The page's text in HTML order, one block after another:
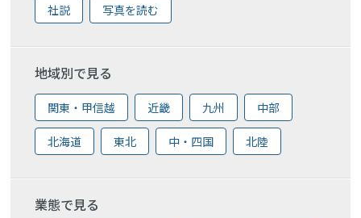
社説 写真を読む
地域別で見る
関東・甲信越 近畿 九州 中部
北海道 東北 中・四国 北陸
業態で見る